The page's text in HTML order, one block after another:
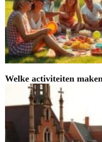
Welke activiteiten